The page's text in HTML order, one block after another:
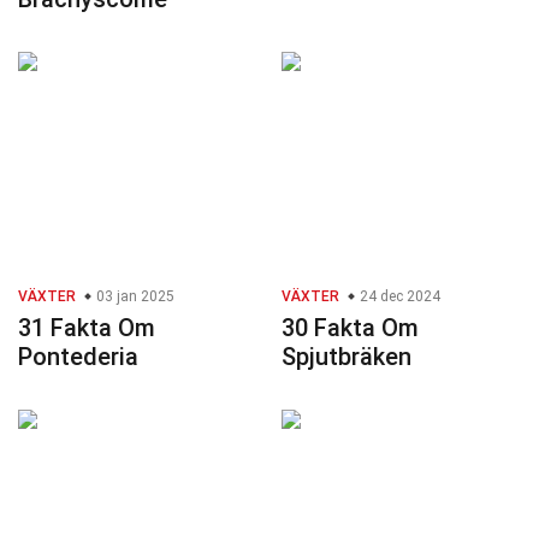
VÄXTER 03 jan 2025
31 Fakta Om
Pontederia
VÄXTER 24 dec 2024
30 Fakta Om
Spjutbräken